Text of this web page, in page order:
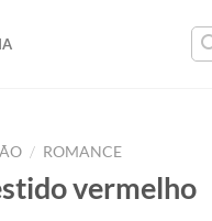
/ ROMANCE
vermelho